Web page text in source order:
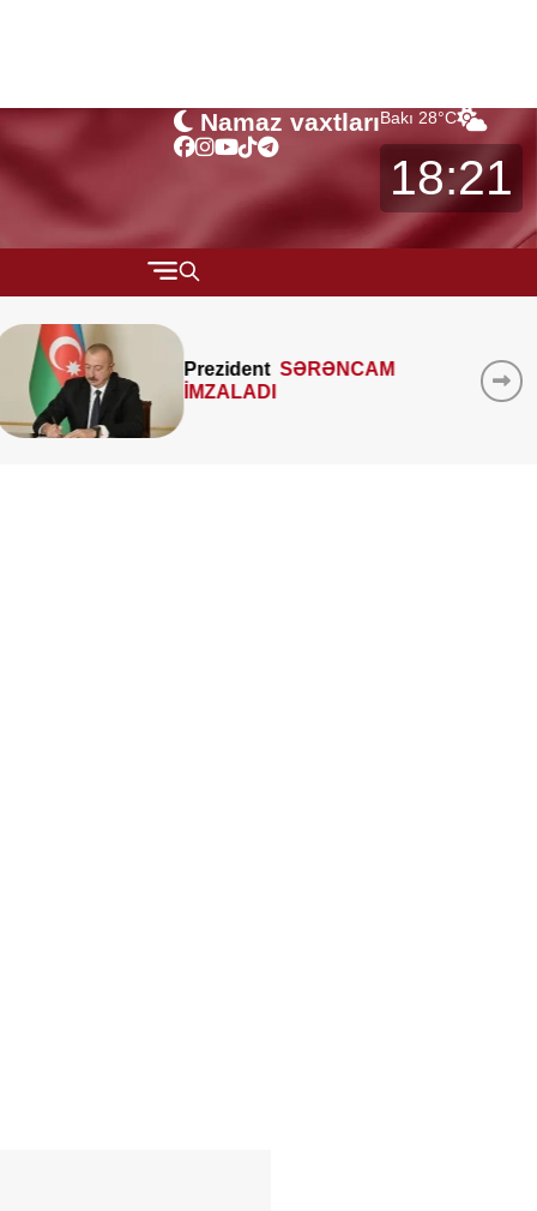
Namaz vaxtlarıBakı 28°C
18:21
MÜSAHİBƏ
MARAQLI
MTK-ların mənzil sahəsini
çöldən-çölə ölçməsi
qanunidirmi? –
Hüquqşünas